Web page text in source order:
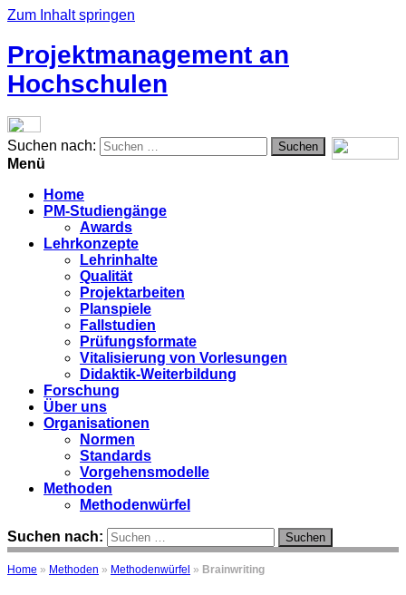
Zum Inhalt springen
Projektmanagement an
Hochschulen
Suchen nach:
Menü
Home
PM-Studiengänge
Awards
Lehrkonzepte
Lehrinhalte
Qualität
Projektarbeiten
Planspiele
Fallstudien
Prüfungsformate
Vitalisierung von Vorlesungen
Didaktik-Weiterbildung
Forschung
Über uns
Organisationen
Normen
Standards
Vorgehensmodelle
Methoden
Methodenwürfel
Suchen nach:
Home » Methoden » Methodenwürfel » Brainwriting